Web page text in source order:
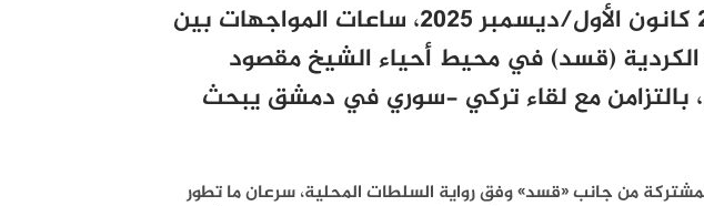
عاشت مدينة حلب، الاثنين 22 كانون الأول/ديسمبر 2025، ساعات المواجهات بين
الكردية (قسد) في محيط أحياء الشيخ مقصود
بالتزامن مع لقاء تركي -سوري في دمشق يبحث
من جانب «قسد» وفق رواية السلطات المحلية، سرعان ما تطور